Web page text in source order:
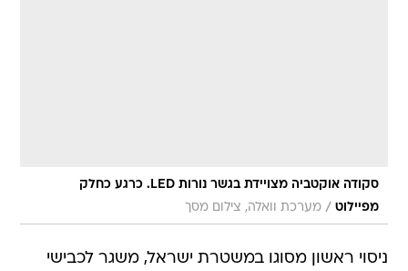
סקודה אוקטביה מצויידת בגשר נורות LED. כרגע כחלק
מפיילוט / מערכת וואלה, צילום מסך
ניסוי ראשון מסוגו במשטרת ישראל, משגר לכבישי